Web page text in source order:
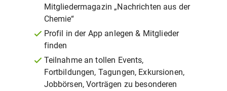
Mitgliedermagazin „Nachrichten aus der
Chemie“
Profil in der App anlegen & Mitglieder
finden
Teilnahme an tollen Events,
Fortbildungen, Tagungen, Exkursionen,
Jobbörsen, Vorträgen zu besonderen